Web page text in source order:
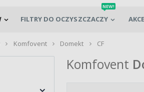
FILTRY DO OCZYSZCZACZY
NEW!
Komfovent Domekt CF
Komfovent